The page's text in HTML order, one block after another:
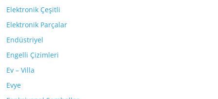
Elektronik Çeşitli
Elektronik Parçalar
Endüstriyel
Engelli Çizimleri
Ev – Villa
Evye